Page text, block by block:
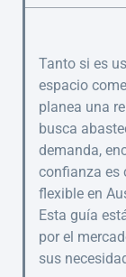
Tanto si es
espacio
planea una
busca
demanda,
confianza es
flexible en
Esta guía
por el
sus